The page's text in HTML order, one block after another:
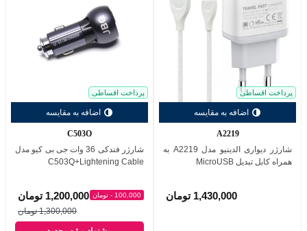
پرداخت اقساطی
اضافه به مقایسه
A2219
شارژر دیواری الدینیو مدل A2219 به
همراه کابل تبدیل MicroUSB
1,430,000 تومان
پرداخت اقساطی
اضافه به مقایسه
C503Q
شارژر فندکی 36 وات جی بی کیو مدل
C503Q+Lightening Cable
100,000 - تومان 1,200,000 تومان
1,300,000 تومان